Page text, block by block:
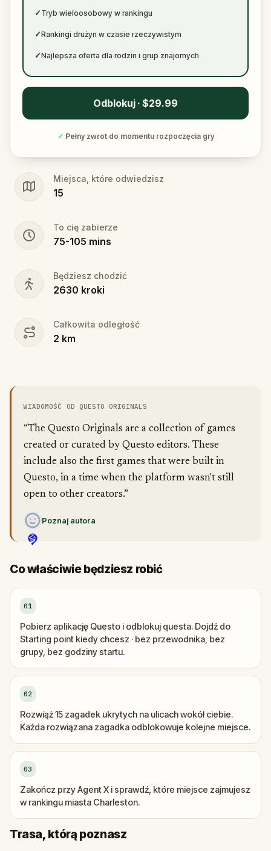
✓ Tryb wieloosobowy w rankingu
✓Rankingi drużyn w czasie rzeczywistym
✓Najlepsza oferta dla rodzin i grup znajomych
Odblokuj · $29.99
✓ Pełny zwrot do momentu rozpoczęcia gry
Miejsca, które odwiedzisz
15
To cię zabierze
75-105 mins
Będziesz chodzić
2630 kroki
Całkowita odległość
2 km
WIADOMOŚĆ OD QUESTO ORIGINALS
“The Questo Originals are a collection of games
created or curated by Questo editors. These
include also the first games that were built in
Questo, in a time when the platform wasn't still
open to other creators.”
Poznaj autora
Co właściwie będziesz robić
01
Pobierz aplikację Questo i odblokuj questa. Dojdź do
Starting point kiedy chcesz · bez przewodnika, bez
grupy, bez godziny startu.
02
Rozwiąż 15 zagadek ukrytych na ulicach wokół ciebie.
Każda rozwiązana zagadka odblokowuje kolejne miejsce.
03
Zakończ przy Agent X i sprawdź, które miejsce zajmujesz
w rankingu miasta Charleston.
Trasa, którą poznasz
Start
Meta